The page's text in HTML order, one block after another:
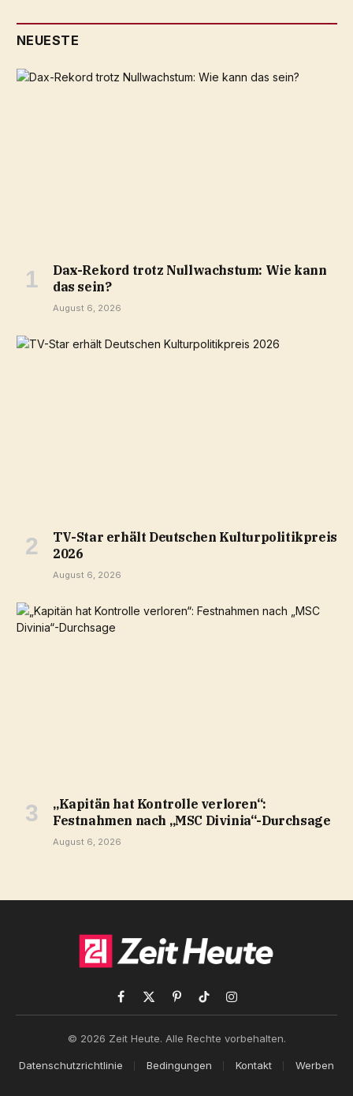
NEUESTE
Dax-Rekord trotz Nullwachstum: Wie kann
das sein?
August 6, 2026
TV-Star erhält Deutschen Kulturpolitikpreis
2026
August 6, 2026
„Kapitän hat Kontrolle verloren“:
Festnahmen nach „MSC Divinia“-Durchsage
August 6, 2026
Facebook
X
PinterestTikTokInstagram
© 2026 Zeit Heute. Alle Rechte vorbehalten.
Datenschutzrichtlinie Bedingungen Kontakt Werben